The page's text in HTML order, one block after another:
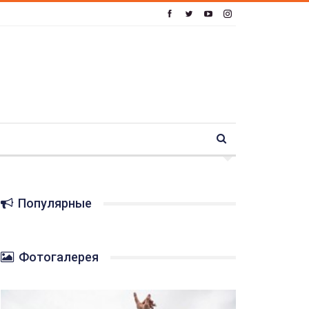
Популярные
Фотогалерея